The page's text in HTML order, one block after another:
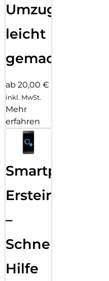
Umzug
leicht
gemacht!
ab 20,00 €
inkl. MwSt.
Mehr
erfahren
Smartphone
Ersteinrichtung
–
Schnelle
Hilfe